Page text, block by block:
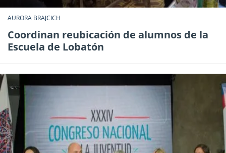
AURORA BRAJCICH
Coordinan reubicación de alumnos de la
Escuela de Lobatón